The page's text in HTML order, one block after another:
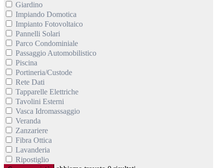
Giardino
Impiando Domotica
Impianto Fotovoltaico
Pannelli Solari
Parco Condominiale
Passaggio Automobilistico
Piscina
Portineria/Custode
Rete Dati
Tapparelle Elettriche
Tavolini Esterni
Vasca Idromassaggio
Veranda
Zanzariere
Fibra Ottica
Lavanderia
Ripostiglio